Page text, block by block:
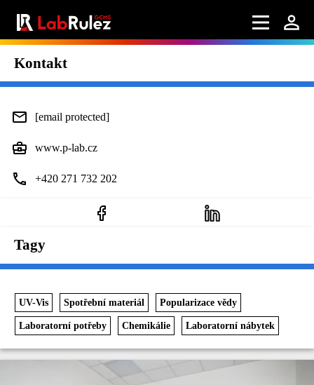
Kontakt
[email protected]
www.p-lab.cz
+420 271 732 202
Tagy
UV-Vis Spotřební materiál Popularizace vědy
Laboratorní potřeby Chemikálie Laboratorní nábytek